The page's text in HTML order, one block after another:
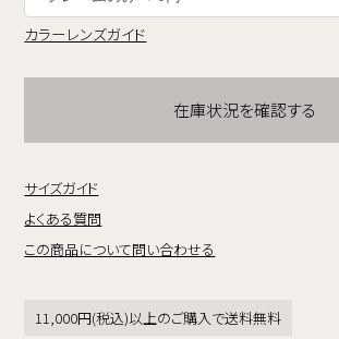
カラーレンズガイド
在庫状況を確認する
サイズガイド
よくある質問
この商品について問い合わせる
11,000円(税込)以上のご購入で送料無料